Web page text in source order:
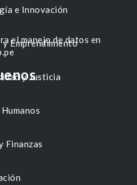
e Innovación
Emprendimiento
y Justicia
Finanzas
el manejo de datos en